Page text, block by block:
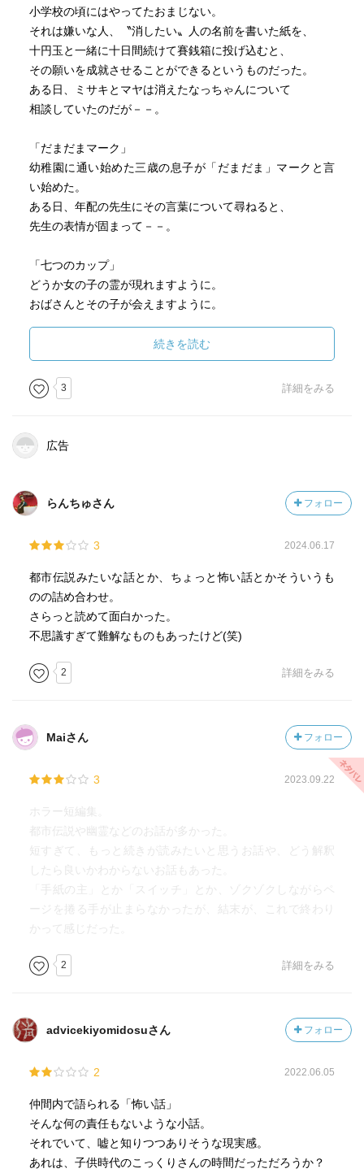
小学校の頃にはやってたおまじない。
それは嫌いな人、〝消したい〟人の名前を書いた紙を、
十円玉と一緒に十日間続けて賽銭箱に投げ込むと、
その願いを成就させることができるというものだった。
ある日、ミサキとマヤは消えたなっちゃんについて
相談していたのだが－－。
「だまだまマーク」
幼稚園に通い始めた三歳の息子が「だまだま」マークと言
い始めた。
ある日、年配の先生にその言葉について尋ねると、
先生の表情が固まって－－。
「七つのカップ」
どうか女の子の霊が現れますように。
おばさんとその子が会えますように。
怪談小説と言っても、ほんのりゾワッとしたり、
ちょっぴり不思議な優しい恐怖のお話しです。
この世の中は不思議なことで満ちているのかもしれない、
続きが、気になって仕方がない…。
お話の主人公達は、この後どうなったんだろう…と思わさ
れた。
幽霊も誰かの大切な人だったんだよね。
きっと、辻村さん自身の実体験や周りにあった出来事なん
だろう
辻村さんのプライベートも感じられて嬉しかった。
続きを読む
3 詳細をみる
広告
らんちゅさん フォロー
3 2024.06.17
都市伝説みたいな話とか、ちょっと怖い話とかそういうも
のの詰め合わせ。
さらっと読めて面白かった。
不思議すぎて難解なものもあったけど(笑)
2 詳細をみる
Maiさん フォロー
3 2023.09.22
ホラー短編集。
都市伝説や幽霊などのお話が多かった。
短すぎて、もっと続きが読みたいと思うお話や、どう解釈
したら良いかわからないお話もあった。
「手紙の主」とか「スイッチ」とか、ゾクゾクしながらペ
ージを捲る手が止まらなかったが、結末が、これで終わり
かって感じだった。
2 詳細をみる
advicekiyomidosuさん フォロー
2 2022.06.05
仲間内で語られる「怖い話」
そんな何の責任もないような小話。
それでいて、嘘と知りつつありそうな現実感。
あれは、子供時代のこっくりさんの時間だっただろうか？